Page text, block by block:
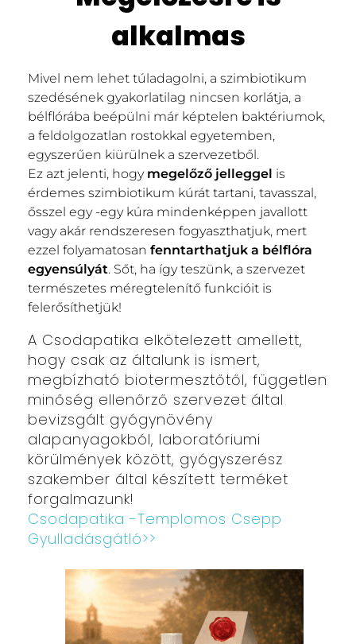
alkalmas
Mivel nem lehet túladagolni, a szimbiotikum
szedésének gyakorlatilag nincsen korlátja, a
bélflórába beépülni már képtelen baktériumok,
a feldolgozatlan rostokkal egyetemben,
egyszerűen kiürülnek a szervezetből.
Ez azt jelenti, hogy megelőző jelleggel is
érdemes szimbiotikum kúrát tartani, tavasszal,
ősszel egy -egy kúra mindenképpen javallott
vagy akár rendszeresen fogyaszthatjuk, mert
ezzel folyamatosan fenntarthatjuk a bélflóra
egyensúlyát. Sőt, ha így teszünk, a szervezet
természetes méregtelenítő funkcióit is
felerősíthetjük!
A Csodapatika elkötelezett amellett,
hogy csak az általunk is ismert,
megbízható biotermesztőtől, független
minőség ellenőrző szervezet által
bevizsgált gyógynövény
alapanyagokból, laboratóriumi
körülmények között, gyógyszerész
szakember által készített terméket
forgalmazunk!
Csodapatika -Templomos Csepp
Gyulladásgátló>>